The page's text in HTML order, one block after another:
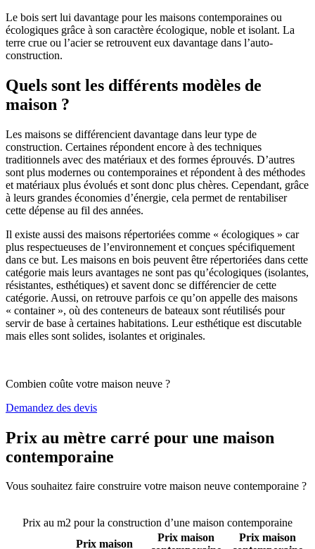
Le bois sert lui davantage pour les maisons contemporaines ou
écologiques grâce à son caractère écologique, noble et isolant. La
terre crue ou l’acier se retrouvent eux davantage dans l’auto-
construction.
Quels sont les différents modèles de
maison ?
Les maisons se différencient davantage dans leur type de
construction. Certaines répondent encore à des techniques
traditionnels avec des matériaux et des formes éprouvés. D’autres
sont plus modernes ou contemporaines et répondent à des méthodes
et matériaux plus évolués et sont donc plus chères. Cependant, grâce
à leurs grandes économies d’énergie, cela permet de rentabiliser
cette dépense au fil des années.
Il existe aussi des maisons répertoriées comme « écologiques » car
plus respectueuses de l’environnement et conçues spécifiquement
dans ce but. Les maisons en bois peuvent être répertoriées dans cette
catégorie mais leurs avantages ne sont pas qu’écologiques (isolantes,
résistantes, esthétiques) et savent donc se différencier de cette
catégorie. Aussi, on retrouve parfois ce qu’on appelle des maisons
« container », où des conteneurs de bateaux sont réutilisés pour
servir de base à certaines habitations. Leur esthétique est discutable
mais elles sont solides, isolantes et originales.
Combien coûte votre maison neuve ?
Demandez des devis
Prix au mètre carré pour une maison
contemporaine
Vous souhaitez faire construire votre maison neuve contemporaine ?
Prix au m2 pour la construction d’une maison contemporaine
Prix maison
Prix maison
Prix maison